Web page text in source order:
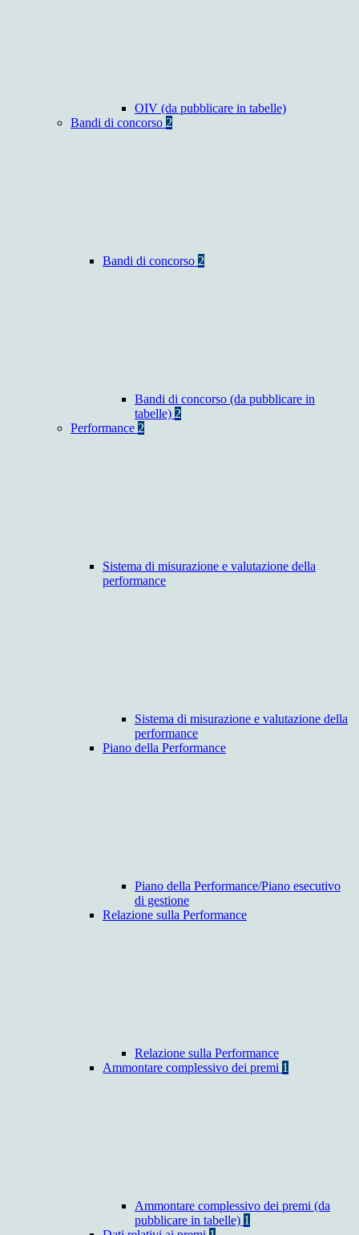
OIV (da pubblicare in tabelle)
Bandi di concorso 2
Bandi di concorso 2
Bandi di concorso (da pubblicare in
tabelle) 2
Performance 2
Sistema di misurazione e valutazione della
performance
Sistema di misurazione e valutazione della
performance
Piano della Performance
Piano della Performance/Piano esecutivo
di gestione
Relazione sulla Performance
Relazione sulla Performance
Ammontare complessivo dei premi 1
Ammontare complessivo dei premi (da
pubblicare in tabelle) 1